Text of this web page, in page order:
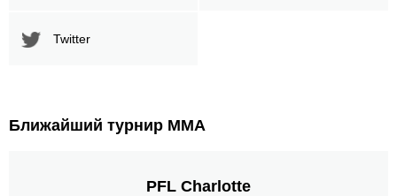
Twitter
Ближайший турнир ММА
PFL Charlotte